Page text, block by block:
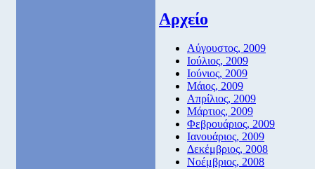
Αρχείο
Αύγουστος, 2009
Ιούλιος, 2009
Ιούνιος, 2009
Μάιος, 2009
Απρίλιος, 2009
Μάρτιος, 2009
Φεβρουάριος, 2009
Ιανουάριος, 2009
Δεκέμβριος, 2008
Νοέμβριος, 2008